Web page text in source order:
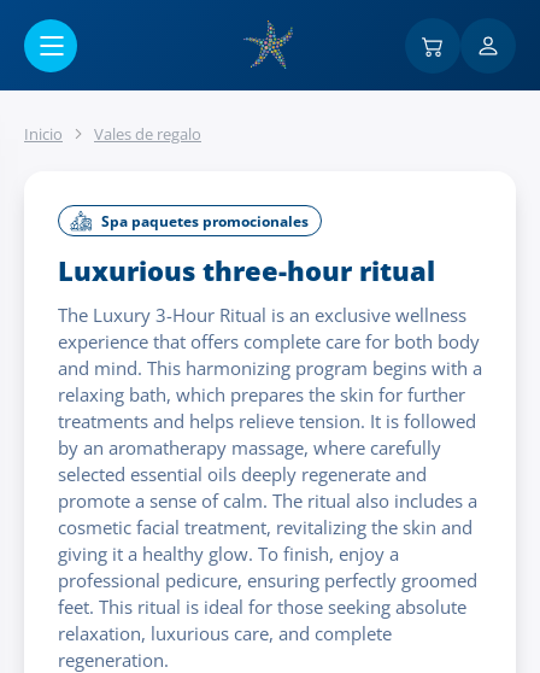
Inicio Vales de regalo
Spa paquetes promocionales
Luxurious three-hour ritual
The Luxury 3-Hour Ritual is an exclusive wellness
experience that offers complete care for both body
and mind. This harmonizing program begins with a
relaxing bath, which prepares the skin for further
treatments and helps relieve tension. It is followed
by an aromatherapy massage, where carefully
selected essential oils deeply regenerate and
promote a sense of calm. The ritual also includes a
cosmetic facial treatment, revitalizing the skin and
giving it a healthy glow. To finish, enjoy a
professional pedicure, ensuring perfectly groomed
feet. This ritual is ideal for those seeking absolute
relaxation, luxurious care, and complete
regeneration.